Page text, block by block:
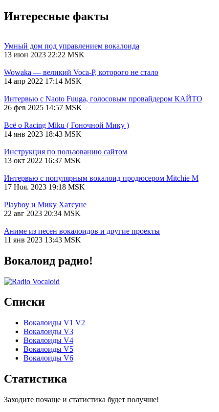
Интересные факты
Умный дом под управлением вокалоида
13 июн 2023 22:22 MSK
Wowaka — великий Voca-P, которого не стало
14 апр 2022 17:14 MSK
Интервью с Naoto Fuuga, голосовым провайдером КАЙТО
26 фев 2025 14:57 MSK
Всё о Racing Miku ( Гоночной Мику )
14 янв 2023 18:43 MSK
Инструкция по пользованию сайтом
13 окт 2022 16:37 MSK
Интервью с популярным вокалоид продюсером Mitchie М
17 Ноя. 2023 19:18 MSK
Playboy и Мику Хатсуне
22 авг 2023 20:34 MSK
Аниме из песен вокалоидов и другие проекты
11 янв 2023 13:43 MSK
Вокалоид радио!
Списки
Вокалоиды V1 V2
Вокалоиды V3
Вокалоиды V4
Вокалоиды V5
Вокалоиды V6
Статистика
Заходите почаще и статистика будет получше!